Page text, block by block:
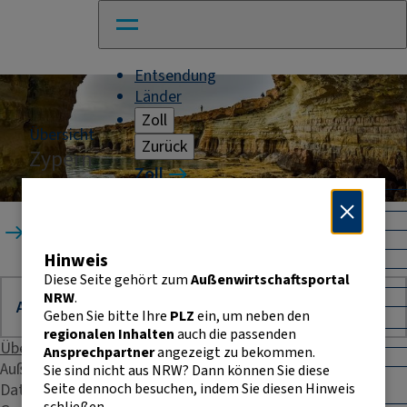
Entsendung
Länder
Zoll
Zurück
Zoll
Warenverkehr mit Drittländern
Warenursprung und Präferenzen
Warenverkehr innerhalb der EU
Allgemeines
Intrahandelsstatistik
Umsatzsteuer-
Identifikationsnummer
Übersicht
Zypern
Übersicht
Außenhandelsstatistik
Daten & Fakten
Hinweis
Diese Seite gehört zumAußenwirtschaftsportal
NRW.
Geben Sie bitte Ihre PLZein, um neben den
regionalen Inhaltenauch die passenden
Ansprechpartnerangezeigt zu bekommen.
Sie sind nicht aus NRW? Dann können Sie diese
Seite dennoch besuchen, indem Sie diesen Hinweis